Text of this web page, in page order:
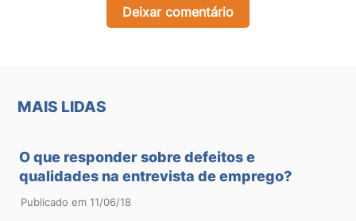
Deixar comentário
MAIS LIDAS
O que responder sobre defeitos e
qualidades na entrevista de emprego?
Publicado em 11/06/18